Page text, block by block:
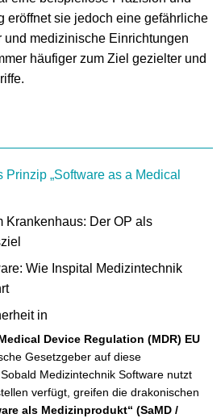
eröffnet sie jedoch eine gefährliche
und medizinische Einrichtungen
häufiger zum Ziel gezielter und
Prinzip „Software as a Medical
Krankenhaus: Der OP als
Wie Inspital Medizintechnik
in
(DVE)
Management: Kontinuierliche
nach MDR
Vorteil Neuss: Schnelle Hilfe
Device Regulation (MDR) EU
Gesetzgeber auf diese
Medizintechnik Software nutzt
verfügt, greifen die drakonischen
als Medizinprodukt“ (SaMD /